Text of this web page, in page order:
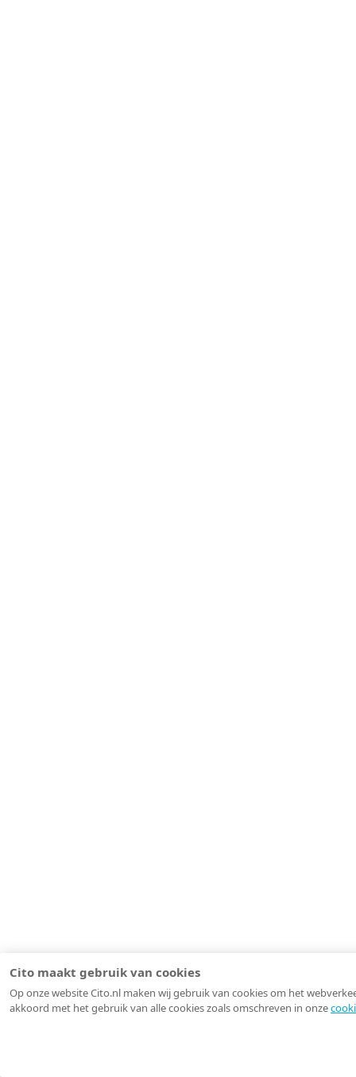
Cito maakt gebruik van cookies
Op onze website Cito.nl maken wij gebruik van cookies om het
akkoord met het gebruik van alle cookies zoals omschreven in onze